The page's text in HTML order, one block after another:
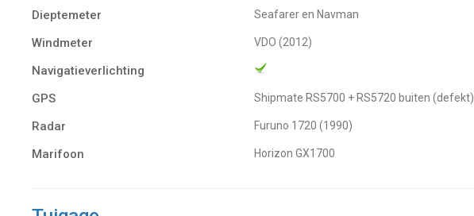
Dieptemeter Seafarer en Navman
Windmeter VDO (2012)
Navigatieverlichting
GPS
Shipmate RS5700 + RS5720 buiten (defekt)
Radar Furuno 1720 (1990)
Marifoon Horizon GX1700